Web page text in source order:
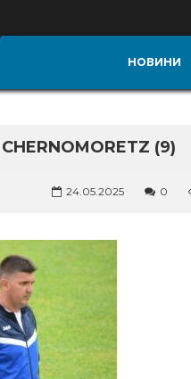
НОВИНИ
(9)
24.05.2025 0